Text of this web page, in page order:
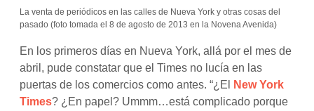
La venta de periódicos en las calles de Nueva York y otras cosas del
pasado (foto tomada el 8 de agosto de 2013 en la Novena Avenida)
En los primeros días en Nueva York, allá por el mes de
abril, pude constatar que el Times no lucía en las
puertas de los comercios como antes. “¿El
New York
Times? ¿En papel? Ummm…está complicado porque